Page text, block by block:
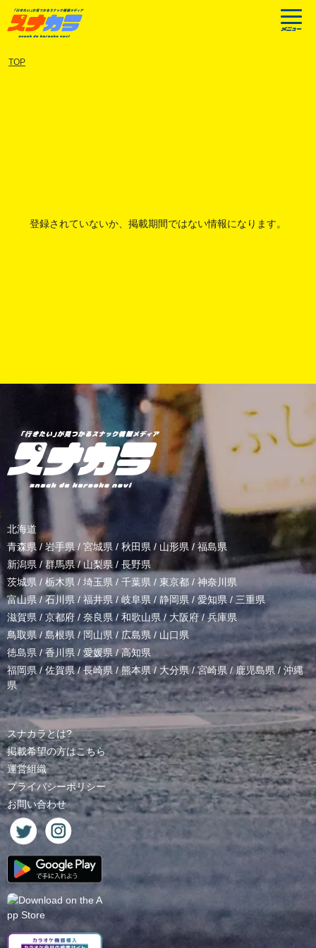
TOP
登録されていないか、掲載期間ではない情報になります。
北海道
青森県 /岩手県/ 宮城県 / 秋田県 / 山形県 / 福島県
新潟県 /群馬県/山梨県 / 長野県
茨城県 / 栃木県 / 埼玉県 / 千葉県 / 東京都 / 神奈川県
富山県 /石川県 / 福井県/岐阜県 / 静岡県 / 愛知県 / 三重県
滋賀県 / 京都府 / 奈良県 / 和歌山県 / 大阪府 /兵庫県
鳥取県 / 島根県 /岡山県/ 広島県 / 山口県
徳島県 /香川県 / 愛媛県/高知県
福岡県 / 佐賀県/長崎県 /熊本県 / 大分県/宮崎県 / 鹿児島県 / 沖縄
県
スナカラとは?
掲載希望の方はこちら
運営組織
プライバシーポリシー
お問い合わせ